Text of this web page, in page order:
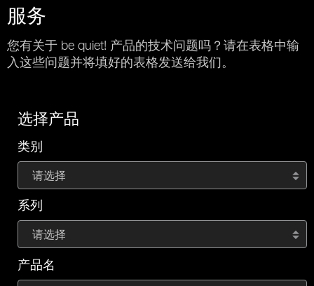
服务
您有关于 be quiet! 产品的技术问题吗？请在表格中输
入这些问题并将填好的表格发送给我们。
选择产品
类别
请选择
系列
请选择
产品名